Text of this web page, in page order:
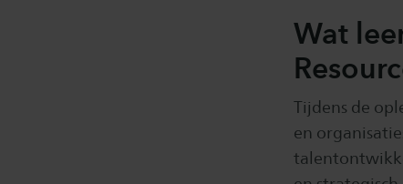
Wat
Tijdens de
en